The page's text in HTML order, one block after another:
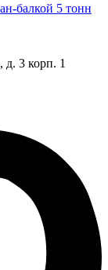
балкой 5 тонн
д. 3 корп. 1